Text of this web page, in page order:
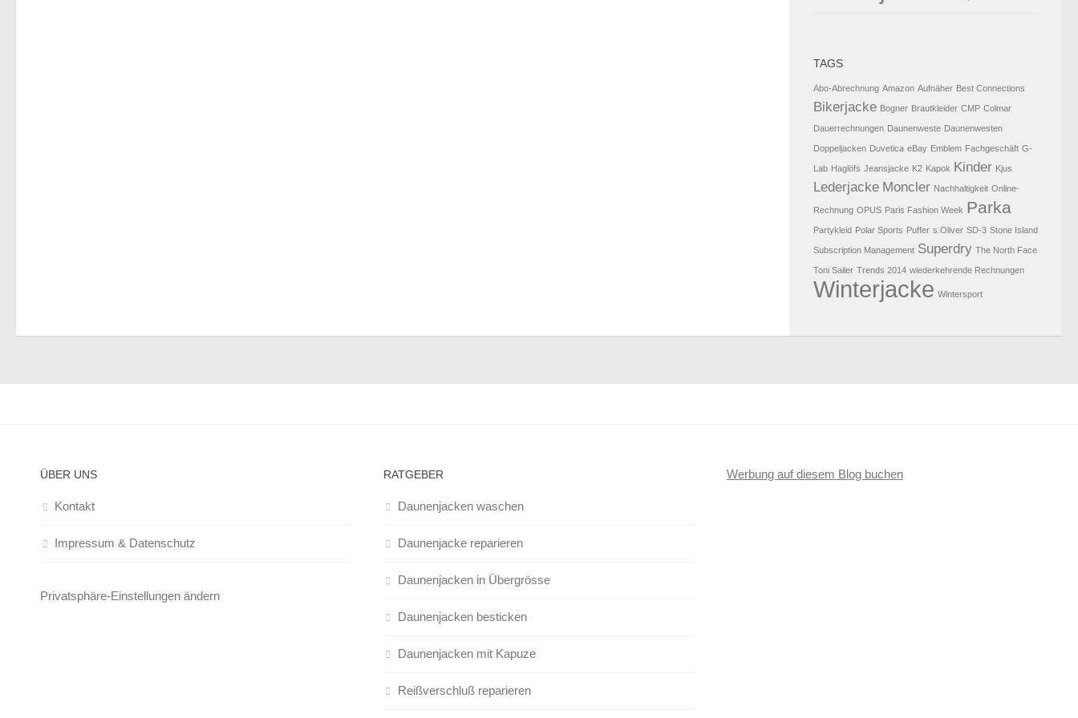
TAGS
Abo-Abrechnung Amazon Aufnäher Best Connections
Bikerjacke Bogner Brautkleider CMP Colmar
Dauerrechnungen Daunenweste Daunenwesten
Doppeljacken Duvetica eBay Emblem Fachgeschäft G-
Lab Haglöfs Jeansjacke K2 Kapok Kinder Kjus
Lederjacke Moncler Nachhaltigkeit Online-
Rechnung OPUS Paris Fashion Week Parka
Partykleid Polar Sports Puffer s.Oliver SD-3 Stone Island
Subscription Management Superdry The North Face
Toni Sailer Trends 2014 wiederkehrende Rechnungen
Winterjacke Wintersport
ÜBER UNS
Kontakt
Impressum & Datenschutz
Privatsphäre-Einstellungen ändern
RATGEBER
Daunenjacken waschen
Daunenjacke reparieren
Daunenjacken in Übergrösse
Daunenjacken besticken
Daunenjacken mit Kapuze
Reißverschluß reparieren
Werbung auf diesem Blog buchen